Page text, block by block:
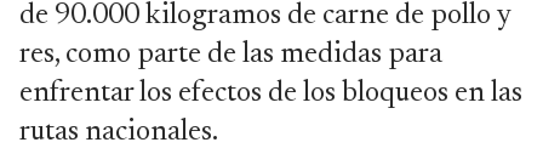
de 90.000 kilogramos de carne de pollo y
res, como parte de las medidas para
enfrentar los efectos de los bloqueos en las
rutas nacionales.